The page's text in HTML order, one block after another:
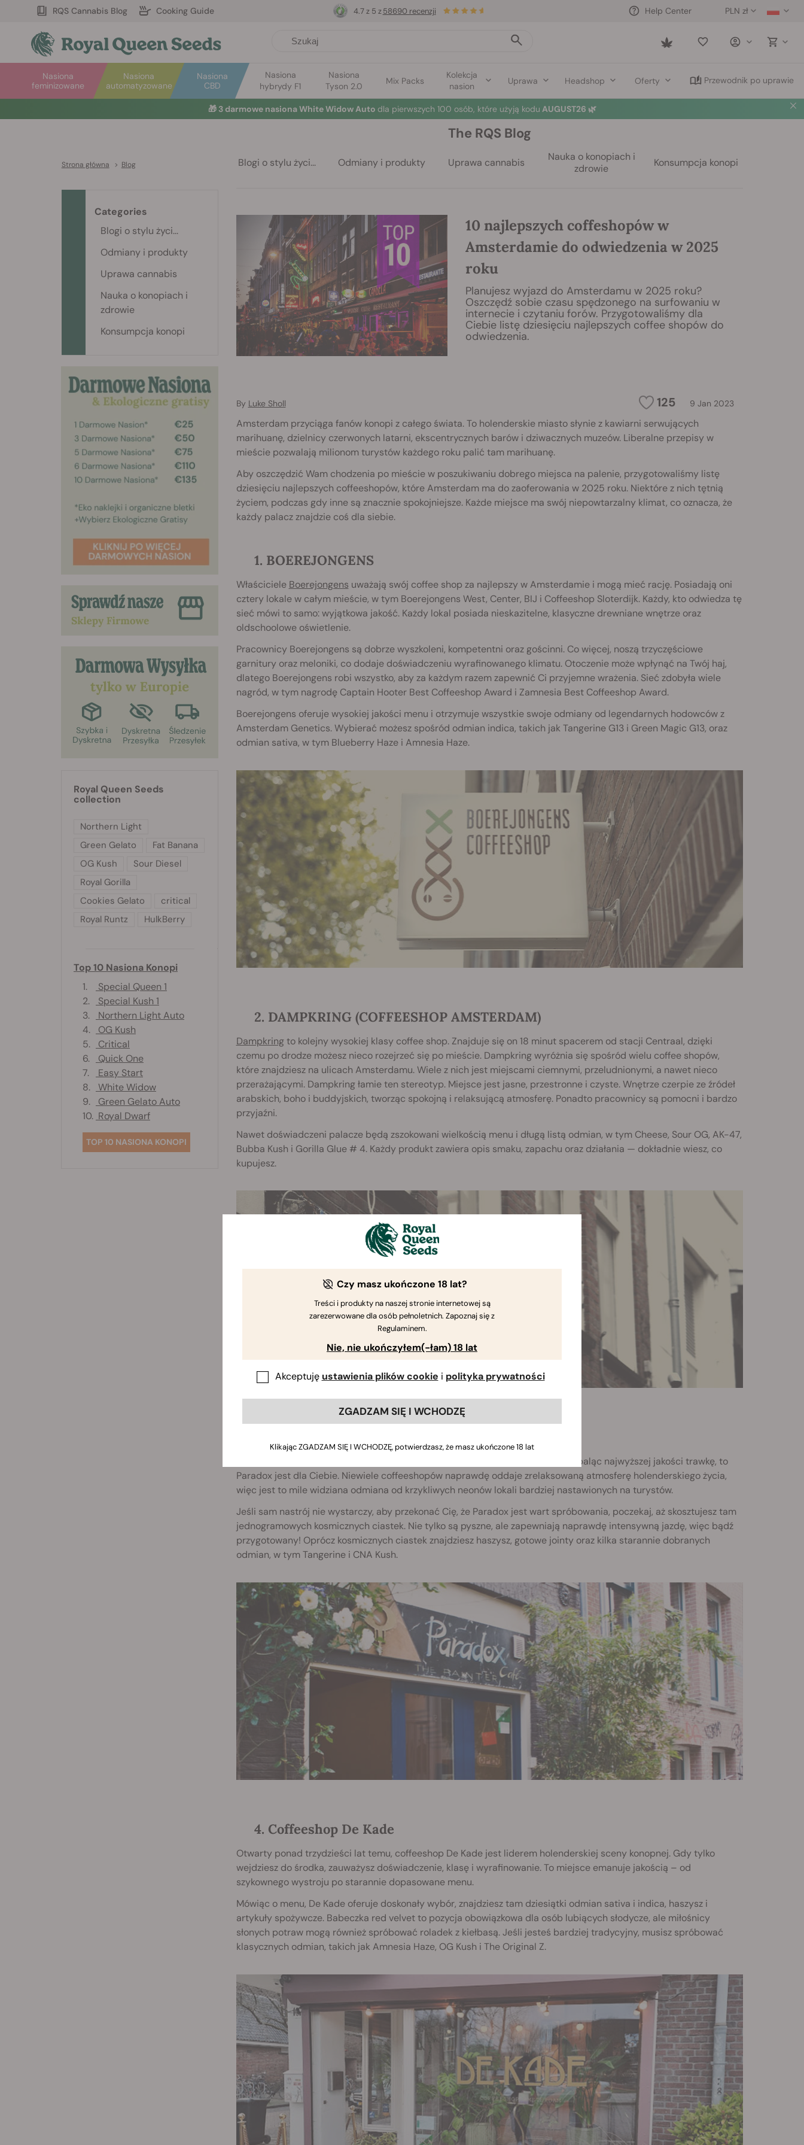
RQS Cannabis Blog Cooking Guide PLN zł
Help Center
Saved
Nasiona
automatyzowane
Nasiona
feminizowane
Nasiona
CBD
Nasiona
hybrydy F1
Nasiona
Tyson 2.0
Mix Packs
Kolekcja
nasion
Uprawa Headshop Oferty Przewodnik po uprawie
4.7 z 5 z 58690 recenzji
🎁 3 darmowe nasiona White Widow Auto dla pierwszych 100 osób, które użyją kodu AUGUST26 🌿
Strona główna > Blog
The RQS Blog
Blogi o stylu życi... Odmiany i produkty Uprawa cannabis
Nauka o konopiach i
zdrowie
Konsumpcja konopi
10 najlepszych coffeshopów w
Amsterdamie do odwiedzenia w 2025
roku
Planujesz wyjazd do Amsterdamu w 2025 roku?
Oszczędź sobie czasu spędzonego na surfowaniu w
internecie i czytaniu forów. Przygotowaliśmy dla
Ciebie listę dziesięciu najlepszych coffee shopów do
odwiedzenia.
125 9 Jan 2023
By Luke Sholl
Amsterdam przyciąga fanów konopi z całego świata. To holenderskie miasto słynie z kawiarni serwujących
marihuanę, dzielnicy czerwonych latarni, ekscentrycznych barów i dziwacznych muzeów. Liberalne przepisy w
mieście pozwalają milionom turystów każdego roku palić tam marihuanę.
Aby oszczędzić Wam chodzenia po mieście w poszukiwaniu dobrego miejsca na palenie, przygotowaliśmy listę
dziesięciu najlepszych coffeeshopów, które Amsterdam ma do zaoferowania w 2025 roku. Niektóre z nich tętnią
życiem, podczas gdy inne są znacznie spokojniejsze. Każde miejsce ma swój niepowtarzalny klimat, co oznacza, że
każdy palacz znajdzie coś dla siebie.
1. BOEREJONGENS
Właściciele Boerejongens uważają swój coffee shop za najlepszy w Amsterdamie i mogą mieć rację. Posiadają oni
cztery lokale w całym mieście, w tym Boerejongens West, Center, BIJ i Coffeeshop Sloterdijk. Każdy, kto odwiedza tę
sieć mówi to samo: wyjątkowa jakość. Każdy lokal posiada nieskazitelne, klasyczne drewniane wnętrze oraz
oldschoolowe oświetlenie.
Pracownicy Boerejongens są dobrze wyszkoleni, kompetentni oraz gościnni. Co więcej, noszą trzyczęściowe
garnitury oraz meloniki, co dodaje doświadczeniu wyrafinowanego klimatu. Otoczenie może wpłynąć na Twój haj,
dlatego Boerejongens robi wszystko, aby za każdym razem zapewnić Ci przyjemne wrażenia. Sieć zdobyła wiele
nagród, w tym nagrodę Captain Hooter Best Coffeeshop Award i Zamnesia Best Coffeeshop Award.
Boerejongens oferuje wysokiej jakości menu i otrzymuje wszystkie swoje odmiany od legendarnych hodowców z
Amsterdam Genetics. Wybierać możesz spośród odmian indica, takich jak Tangerine G13 i Green Magic G13, oraz
odmian sativa, w tym Blueberry Haze i Amnesia Haze.
2. DAMPKRING (COFFEESHOP AMSTERDAM)
Dampkringto kolejny wysokiej klasy coffee shop. Znajduje się on 18 minut spacerem od stacji Centraal, dzięki
czemu po drodze możesz nieco rozejrzeć się po mieście. Dampkring wyróżnia się spośród wielu coffee shopów,
które znajdziesz na ulicach Amsterdamu. Wiele z nich jest miejscami ciemnymi, przeludnionymi, a nawet nieco
przerażającymi. Dampkring łamie ten stereotyp. Miejsce jest jasne, przestronne i czyste. Wnętrze czerpie ze źródeł
arabskich, boho i buddyjskich, tworząc spokojną i relaksującą atmosferę. Ponadto pracownicy są pomocni i bardzo
przyjaźni.
Nawet doświadczeni palacze będą zszokowani wielkością menu i długą listą odmian, w tym Cheese, Sour OG, AK-47,
Bubba Kush i Gorilla Glue # 4. Każdy produkt zawiera opis smaku, zapachu oraz działania — dokładnie wiesz, co
kupujesz.
Jeśli chcesz rozkoszować się widokami i dźwiękami amsterdamskich kanałów, paląc najwyższej jakości trawkę, to
Paradox jest dla Ciebie. Niewiele coffeeshopów naprawdę oddaje zrelaksowaną atmosferę holenderskiego życia,
więc jest to mile widziana odmiana od krzykliwych neonów lokali bardziej nastawionych na turystów.
Jeśli sam nastrój nie wystarczy, aby przekonać Cię, że Paradox jest wart spróbowania, poczekaj, aż skosztujesz tam
jednogramowych kosmicznych ciastek. Nie tylko są pyszne, ale zapewniają naprawdę intensywną jazdę, więc bądź
przygotowany! Oprócz kosmicznych ciastek znajdziesz haszysz, gotowe jointy oraz kilka starannie dobranych
odmian, w tym Tangerine i CNA Kush.
4. Coffeeshop De Kade
Otwarty ponad trzydzieści lat temu, coffeeshop De Kade jest liderem holenderskiej sceny konopnej. Gdy tylko
wejdziesz do środka, zauważysz doświadczenie, klasę i wyrafinowanie. To miejsce emanuje jakością – od
szykownego wystroju po starannie dopasowane menu.
Mówiąc o menu, De Kade oferuje doskonały wybór, znajdziesz tam dziesiątki odmian sativa i indica, haszysz i
artykuły spożywcze. Babeczka red velvet to pozycja obowiązkowa dla osób lubiących słodycze, ale miłośnicy
słonych potraw mogą również spróbować roladek z kiełbasą. Jeśli jesteś bardziej tradycyjny, musisz spróbować
klasycznych odmian, takich jak Amnesia Haze, OG Kush i The Original Z.
Categories
Blogi o stylu życi...
Odmiany i produkty
Uprawa cannabis
Nauka o konopiach i
zdrowie
Konsumpcja konopi
Royal Queen Seeds
collection
Northern Light
Green Gelato
Fat Banana
OG Kush
Sour Diesel
Royal Gorilla
Cookies Gelato
critical
Royal Runtz
HulkBerry
Top 10 Nasiona Konopi
1.
Special Queen 1
2.
Special Kush 1
3.
Northern Light Auto
4.
OG Kush
5.
Critical
6.
Quick One
7.
Easy Start
8.
White Widow
9.
Green Gelato Auto
10. Royal Dwarf
TOP 10 NASIONA KONOPI
Czy masz ukończone 18 lat?
Treści i produkty na naszej stronie internetowej są
zarezerwowane dla osób pełnoletnich. Zapoznaj się z
Regulaminem.
Nie, nie ukończyłem(-łam) 18 lat
Akceptuję ustawienia plików cookie i polityka prywatności
ZGADZAM SIĘ I WCHODZĘ
Klikając ZGADZAM SIĘ I WCHODZĘ, potwierdzasz, że masz ukończone 18 lat